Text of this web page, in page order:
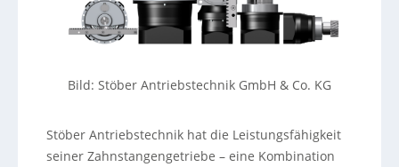
Bild: Stöber Antriebstechnik GmbH & Co. KG
Stöber Antriebstechnik hat die Leistungsfähigkeit
seiner Zahnstangengetriebe – eine Kombination